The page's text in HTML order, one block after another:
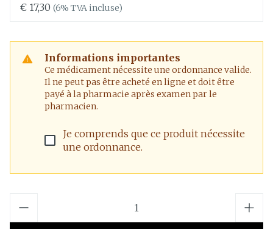
€ 17,30 (6% TVA incluse)
Informations importantes
Ce médicament nécessite une ordonnance valide.
Il ne peut pas être acheté en ligne et doit être
payé à la pharmacie après examen par le
pharmacien.
Je comprends que ce produit nécessite
une ordonnance.